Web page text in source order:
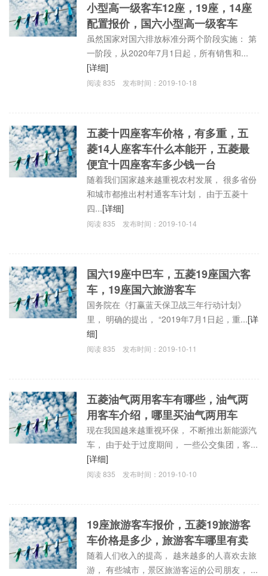
小型高一级客车12座，19座，14座
配置报价，国六小型高一级客车
虽然国家对国六排放标准分两个阶段实施： 第
一阶段，从2020年7月1日起，所有销售和...
[详细]
阅读835 发布时间：2019-10-18
五菱十四座客车价格，有多重，五
菱14人座客车什么本能开，五菱最
便宜十四座客车多少钱一台
随着我们国家越来越重视农村发展， 很多省份
和城市都推出村村通客车计划， 由于五菱十
四...[详细]
阅读835 发布时间：2019-10-14
国六19座中巴车，五菱19座国六客
车，19座国六旅游客车
国务院在《打赢蓝天保卫战三年行动计划》
里， 明确的提出， “2019年7月1日起，重...[详
细]
阅读835 发布时间：2019-10-11
五菱油气两用客车有哪些，油气两
用客车介绍，哪里买油气两用车
现在我国越来越重视环保， 不断推出新能源汽
车， 由于处于过度期间， 一些公交集团，客...
[详细]
阅读835 发布时间：2019-10-10
19座旅游客车报价，五菱19旅游客
车价格是多少，旅游客车哪里有卖
随着人们收入的提高， 越来越多的人喜欢去旅
游， 有些城市，景区旅游客运的公司朋友， ...